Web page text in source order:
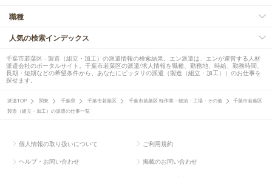
職種
人気の検索インデックス
千葉市若葉区 - 製造（組立・加工）の派遣情報の検索結果。エン派遣は、エンが運営する人材
派遣会社のポータルサイト。千葉市若葉区の派遣/求人情報を職種、勤務地、時給、勤務時間、
長期・短期などの希望条件から、あなたにピッタリの派遣（製造（組立・加工））のお仕事を
探せます。
派遣TOP 関東 千葉県 千葉市若葉区 千葉市若葉区 軽作業・物流・工場・その他
千葉市若葉区
製造（組立・加工）の派遣の仕事一覧
個人情報の取り扱いについて ご利用規約
ヘルプ・お問い合わせ 掲載のお問い合わせ